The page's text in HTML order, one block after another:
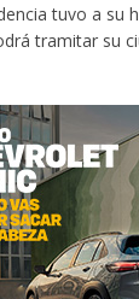
tuvo a su
tramitar su